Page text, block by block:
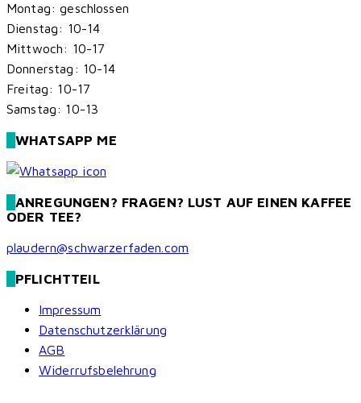
Montag: geschlossen
Dienstag: 10-14
Mittwoch: 10-17
Donnerstag: 10-14
Freitag: 10-17
Samstag: 10-13
WHATSAPP ME
ANREGUNGEN? FRAGEN? LUST AUF EINEN KAFFEE
ODER TEE?
plaudern@schwarzerfaden.com
PFLICHTTEIL
Impressum
Datenschutzerklärung
AGB
Widerrufsbelehrung